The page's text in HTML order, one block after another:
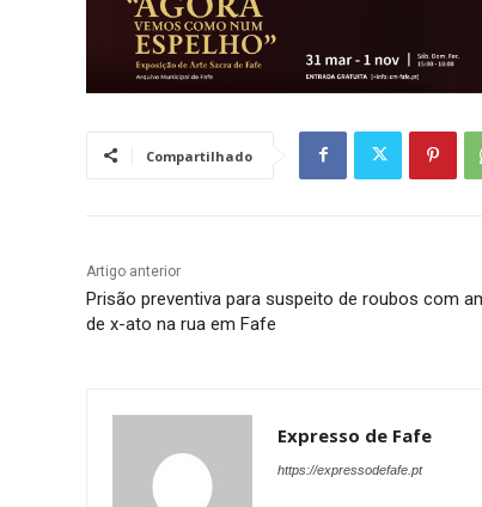
Compartilhado
Artigo anterior
Prisão preventiva para suspeito de roubos com
de x-ato na rua em Fafe
Expresso de Fafe
https://expressodefafe.pt